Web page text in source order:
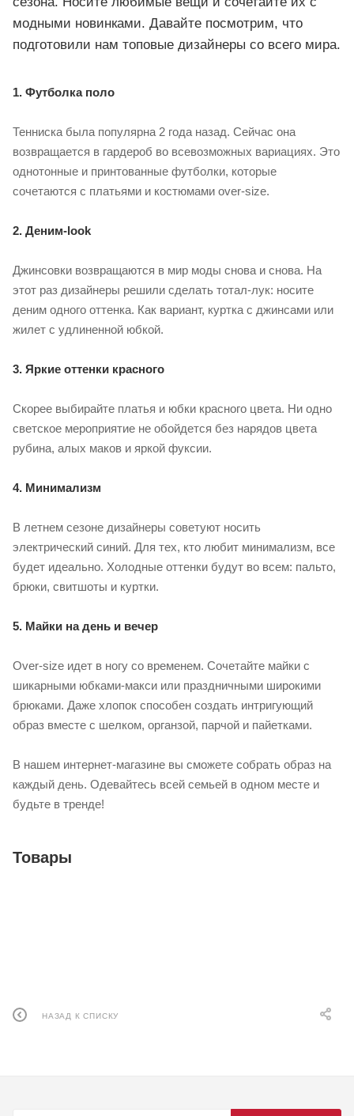
модными новинками. Давайте посмотрим, что
подготовили нам топовые дизайнеры со всего мира.
1. Футболка поло
Тенниска была популярна 2 года назад. Сейчас она
возвращается в гардероб во всевозможных вариациях. Это
однотонные и принтованные футболки, которые
сочетаются с платьями и костюмами over-size.
2. Деним-look
Джинсовки возвращаются в мир моды снова и снова. На
этот раз дизайнеры решили сделать тотал-лук: носите
деним одного оттенка. Как вариант, куртка с джинсами или
жилет с удлиненной юбкой.
3. Яркие оттенки красного
Скорее выбирайте платья и юбки красного цвета. Ни одно
светское мероприятие не обойдется без нарядов цвета
рубина, алых маков и яркой фуксии.
4. Минимализм
В летнем сезоне дизайнеры советуют носить
электрический синий. Для тех, кто любит минимализм, все
будет идеально. Холодные оттенки будут во всем: пальто,
брюки, свитшоты и куртки.
5. Майки на день и вечер
Over-size идет в ногу со временем. Сочетайте майки с
шикарными юбками-макси или праздничными широкими
брюками. Даже хлопок способен создать интригующий
образ вместе с шелком, органзой, парчой и пайетками.
В нашем интернет-магазине вы сможете собрать образ на
каждый день. Одевайтесь всей семьей в одном месте и
будьте в тренде!
Товары
НАЗАД К СПИСКУ